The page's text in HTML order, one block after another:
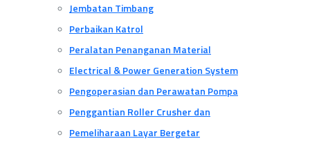
Jembatan Timbang
Perbaikan Katrol
Peralatan Penanganan Material
Electrical & Power Generation System
Pengoperasian dan Perawatan Pompa
Penggantian Roller Crusher dan
Pemeliharaan Layar Bergetar